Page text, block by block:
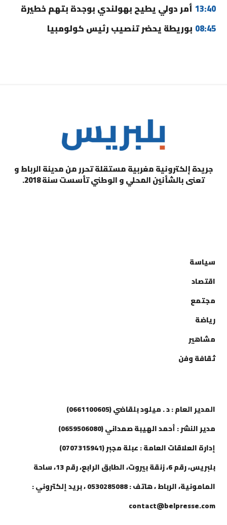
13:40 أمر دولي يطيح بهولندي بوجدة بتهم خطيرة
08:45 بوريطة يحضر تنصيب رئيس كولومبيا
جريدة إلكترونية مغربية مستقلة تحرر من مدينة الرباط و
تعنى بالشأنين المحلي و الوطني تأسست سنة 2018.
سياسة
اقتصاد
مجتمع
رياضة
مشاهير
ثقافة وفن
المدير العام : د . ميلود بلقاضي (0661100605)
مدير النشر : أحمد الهيبة صمداني (0659506080)
إدارة العلاقات العامة : عبلة مجبر (0707315941)
بلبريس، رقم 6، زنقة بيروت، الطابق الرابع، رقم 13، ساحة
المامونية، الرباط ، هاتف : 0530285088 ، بريد إلكتروني :
contact@belpresse.com